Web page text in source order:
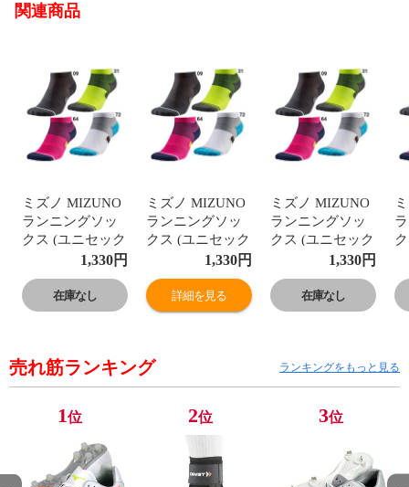
関連商品
ミズノ MIZUNO
ランニングソッ
クス (ユニセック
ス) 陸上 ランニ
ング ソックス 靴
下 (J2MX8002)
1,330円
在庫なし
ミズノ MIZUNO
ランニングソッ
クス (ユニセック
ス) 陸上 ランニ
ング ソックス 靴
下 (J2MX8002)
1,330円
詳細を見る
ミズノ MIZUNO
ランニングソッ
クス (ユニセック
ス) 陸上 ランニ
ング ソックス 靴
下 (J2MX8002)
1,330円
在庫なし
売れ筋ランキング ランキングをもっと見る
1位 2位 3位